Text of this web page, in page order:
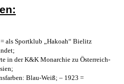
als Sportklub „Hakoah“ Bielitz
in der K&K Monarchie zu Österreich-
Blau-Weiß; – 1923 =